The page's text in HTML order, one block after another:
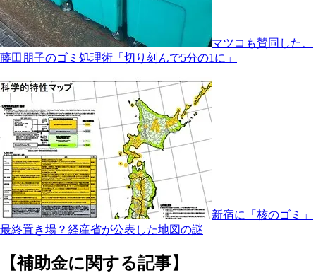
マツコも賛同した、
藤田朋子のゴミ処理術「切り刻んで5分の1に」
新宿に「核のゴミ」
最終置き場？経産省が公表した地図の謎
【補助金に関する記事】